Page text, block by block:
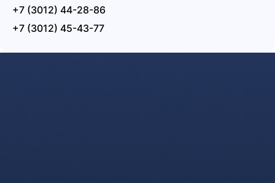
+7 (3012) 44-28-86
+7 (3012) 45-43-77